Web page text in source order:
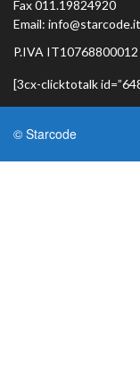
Fax 011.19824920
Email: info@starcode.it
P.IVA IT10768800012
[3cx-clicktotalk
© Starcode